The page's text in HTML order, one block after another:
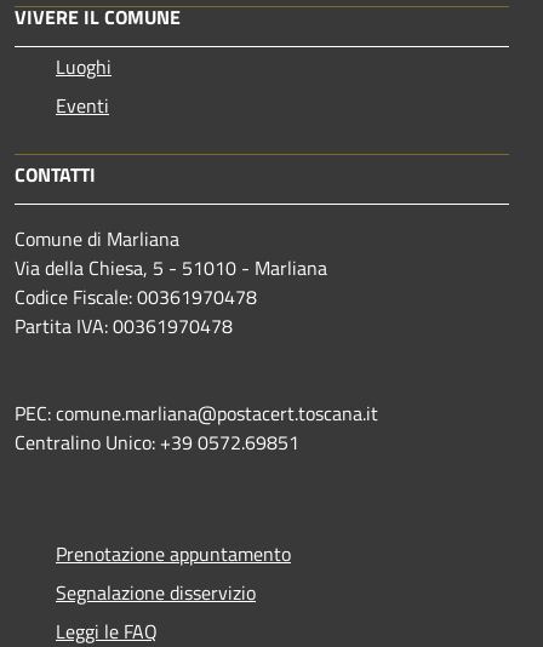
VIVERE IL COMUNE
Luoghi
Eventi
CONTATTI
Comune di Marliana
Via della Chiesa, 5 - 51010 - Marliana
Codice Fiscale: 00361970478
Partita IVA: 00361970478
PEC: comune.marliana@postacert.toscana.it
Centralino Unico: +39 0572.69851
Prenotazione appuntamento
Segnalazione disservizio
Leggi le FAQ